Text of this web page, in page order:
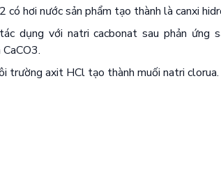
có hơi nước sản phẩm tạo thành là canxi
dụng với natri cacbonat sau phản ứng
trường axit HCl tạo thành muối natri clorua.